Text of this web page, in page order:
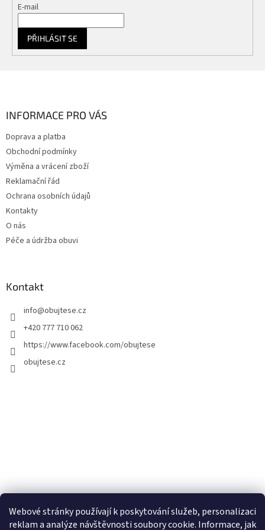
Webové stránky používají k poskytování služeb, personalizaci
reklam a analýze návštěvnosti soubory cookie. Informace, jak
E-mail
PŘIHLÁSIT SE
INFORMACE PRO VÁS
Doprava a platba
Obchodní podmínky
Výměna a vrácení zboží
Reklamační řád
Ochrana osobních údajů
Kontakty
O nás
Péče a údržba obuvi
Kontakt
info@obujtese.cz
+420 777 710 062
https://www.facebook.com/obujtese
obujtese.cz